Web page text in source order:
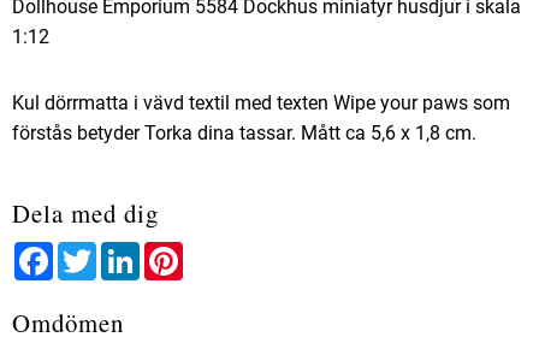
Dollhouse Emporium 5584 Dockhus miniatyr husdjur i skala
1:12
Kul dörrmatta i vävd textil med texten Wipe your paws som
förstås betyder Torka dina tassar. Mått ca 5,6 x 1,8 cm.
Dela med dig
FacebookTwitterLinkedIn
Omdömen